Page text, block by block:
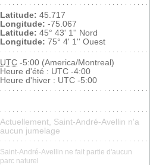
Latitude: 45.717
Longitude: -75.067
Latitude: 45° 43' 1'' Nord
Longitude: 75° 4' 1'' Ouest
UTC -5:00 (America/Montreal)
Heure d'été : UTC -4:00
Heure d'hiver : UTC -5:00
Actuellement, Saint-André-Avellin n'a
aucun jumelage
Saint-André-Avellin ne fait partie d'aucun
parc naturel